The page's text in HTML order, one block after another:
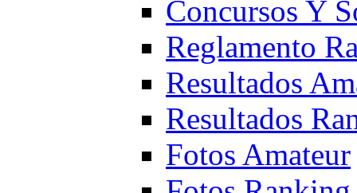
Concursos Y
Reglamento
Resultados
Resultados
Fotos Amateur